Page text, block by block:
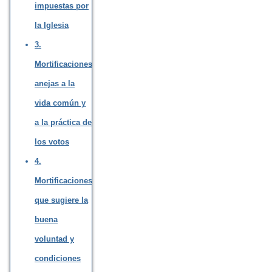
impuestas por
la Iglesia
3.
Mortificaciones
anejas a la
vida común y
a la práctica de
los votos
4.
Mortificaciones
que sugiere la
buena
voluntad y
condiciones